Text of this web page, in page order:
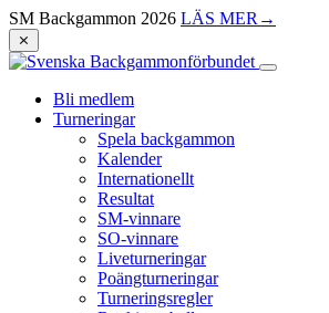
SM Backgammon 2026 LÄS MER →
⨯
Bli medlem
Turneringar
Spela backgammon
Kalender
Internationellt
Resultat
SM-vinnare
SO-vinnare
Liveturneringar
Poängturneringar
Turneringsregler